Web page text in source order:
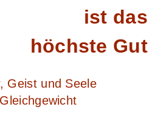
ist das
höchste Gut
Geist und Seele